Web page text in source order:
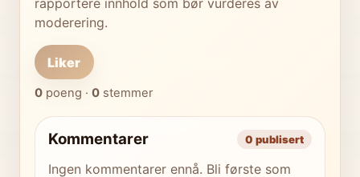
rapportere innhold som bør vurderes av
moderering.
Liker
0poeng · 0stemmer
Kommentarer 0 publisert
Ingen kommentarer ennå. Bli første som